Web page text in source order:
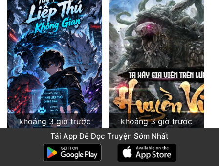
khoảng 3 giờ trước
Tùy Thân Liệp Thú
Không Gian
Chương 850 Tổ Trùng
khoảng 3 giờ trước
Ta Xây Gia Viên Trên
Lưng Huyền Vũ (Dịch)
Tải App Để Đọc Truyện Sớm Nhất